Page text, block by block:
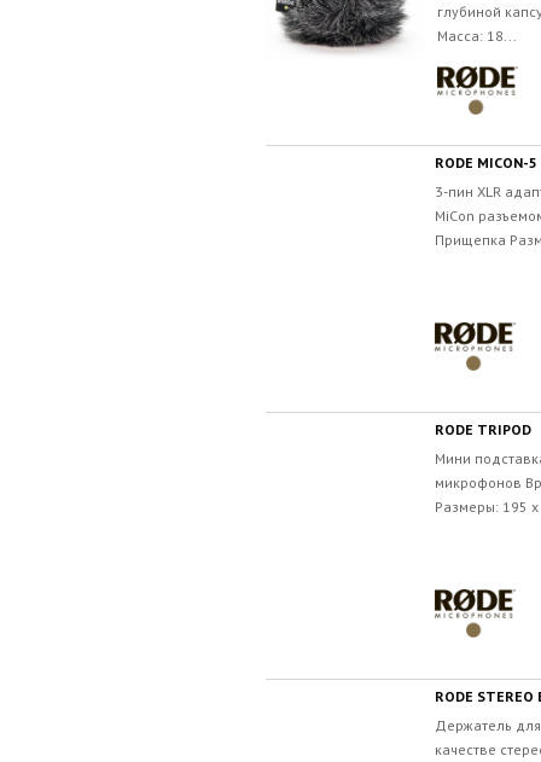
глубиной
Масса: 18...
RODE MICON-5
3-пин XLR
MiCon
Прищепка
RODE TRIPOD
Мини
микрофонов
Размеры: 195
RODE STEREO
Держатель
качестве